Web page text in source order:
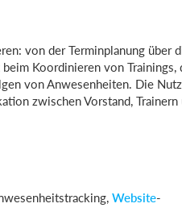
von der Terminplanung über
Koordinieren von Trainings,
von Anwesenheiten. Die
zwischen Vorstand, Trainern
Website-